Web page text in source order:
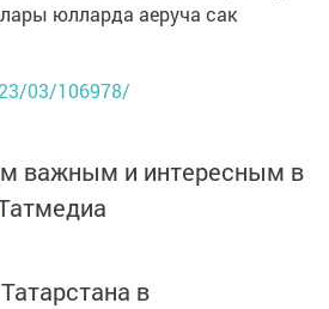
юлларда аеруча сак
03/106978/
важным и интересным в
в